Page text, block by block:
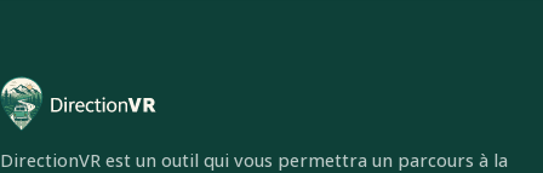
DirectionVR est un outil qui vous permettra un parcours à la